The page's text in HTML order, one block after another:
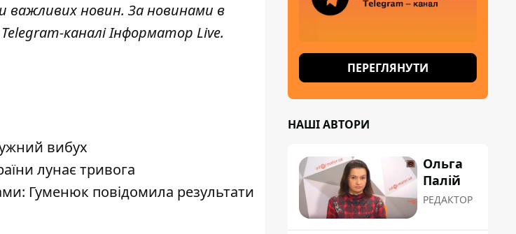
новин. За новинами в
каналіІнформатор Live.
вибух
лунає тривога
Гуменюк повідомила результати
ПЕРЕГЛЯНУТИ
НАШІ АВТОРИ
Ольга
Палій
РЕДАКТОР